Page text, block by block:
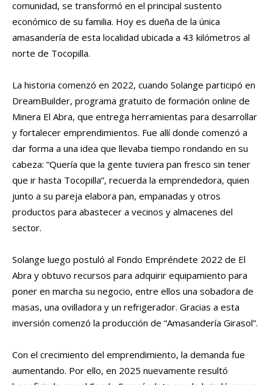
comunidad, se transformó en el principal sustento
económico de su familia. Hoy es dueña de la única
amasandería de esta localidad ubicada a 43 kilómetros al
norte de Tocopilla.
La historia comenzó en 2022, cuando Solange participó en
DreamBuilder, programa gratuito de formación online de
Minera El Abra, que entrega herramientas para desarrollar
y fortalecer emprendimientos. Fue allí donde comenzó a
dar forma a una idea que llevaba tiempo rondando en su
cabeza: “Quería que la gente tuviera pan fresco sin tener
que ir hasta Tocopilla”, recuerda la emprendedora, quien
junto a su pareja elabora pan, empanadas y otros
productos para abastecer a vecinos y almacenes del
sector.
Solange luego postuló al Fondo Empréndete 2022 de El
Abra y obtuvo recursos para adquirir equipamiento para
poner en marcha su negocio, entre ellos una sobadora de
masas, una ovilladora y un refrigerador. Gracias a esta
inversión comenzó la producción de “Amasandería Girasol”.
Con el crecimiento del emprendimiento, la demanda fue
aumentando. Por ello, en 2025 nuevamente resultó